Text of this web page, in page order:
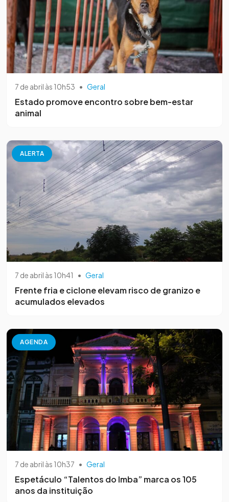
7 de abril às 10h53 • Geral
Estado promove encontro sobre bem-estar
animal
ALERTA
7 de abril às 10h41 • Geral
Frente fria e ciclone elevam risco de granizo e
acumulados elevados
AGENDA
7 de abril às 10h37 • Geral
Espetáculo “Talentos do Imba” marca os 105
anos da instituição